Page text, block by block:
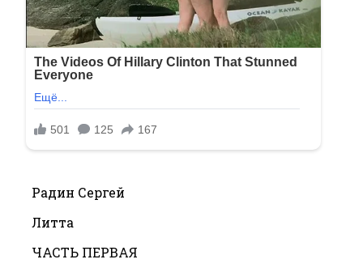
Радин Сергей
Литта
ЧАСТЬ ПЕРВАЯ